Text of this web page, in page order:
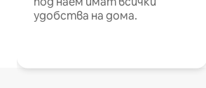
удобства на дома.